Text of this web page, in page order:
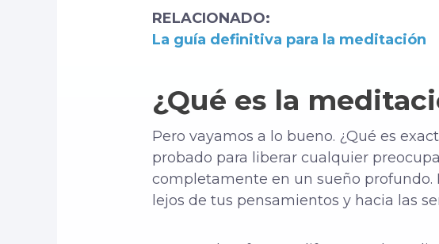
RELACIONADO:
La guía definitiva para la meditación
¿Qué es la
Pero vayamos a lo bueno. ¿Qué es
probado para liberar cualquier
completamente en un sueño
lejos de tus pensamientos y hacia las